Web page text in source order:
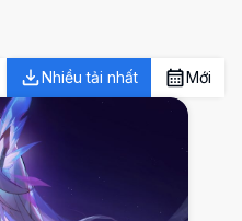
Nhiều tải nhất Mới